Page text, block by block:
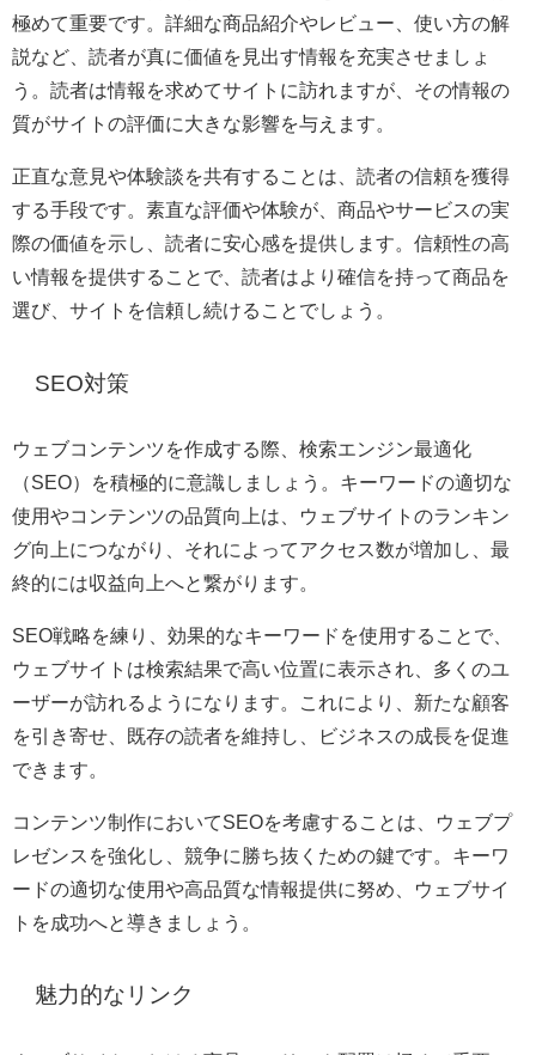
極めて重要です。詳細な商品紹介やレビュー、使い方の解
説など、読者が真に価値を見出す情報を充実させましょ
う。読者は情報を求めてサイトに訪れますが、その情報の
質がサイトの評価に大きな影響を与えます。
正直な意見や体験談を共有することは、読者の信頼を獲得
する手段です。素直な評価や体験が、商品やサービスの実
際の価値を示し、読者に安心感を提供します。信頼性の高
い情報を提供することで、読者はより確信を持って商品を
選び、サイトを信頼し続けることでしょう。
SEO対策
ウェブコンテンツを作成する際、検索エンジン最適化
（SEO）を積極的に意識しましょう。キーワードの適切な
使用やコンテンツの品質向上は、ウェブサイトのランキン
グ向上につながり、それによってアクセス数が増加し、最
終的には収益向上へと繋がります。
SEO戦略を練り、効果的なキーワードを使用することで、
ウェブサイトは検索結果で高い位置に表示され、多くのユ
ーザーが訪れるようになります。これにより、新たな顧客
を引き寄せ、既存の読者を維持し、ビジネスの成長を促進
できます。
コンテンツ制作においてSEOを考慮することは、ウェブプ
レゼンスを強化し、競争に勝ち抜くための鍵です。キーワ
ードの適切な使用や高品質な情報提供に努め、ウェブサイ
トを成功へと導きましょう。
魅力的なリンク